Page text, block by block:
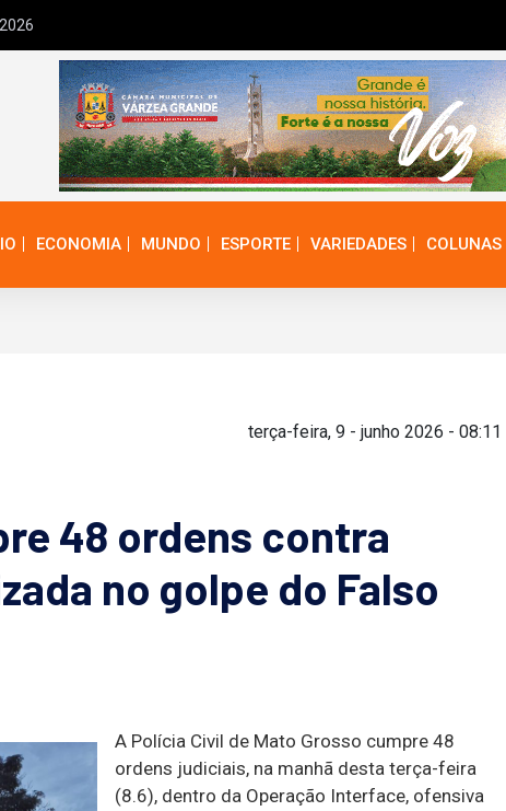
ECONOMIA MUNDO ESPORTE VARIEDADES COLUNAS
terça-feira, 9 - junho 2026 - 08:11
48 ordens contra
no golpe do Falso
A Polícia Civil de Mato Grosso cumpre 48
ordens judiciais, na manhã desta terça-feira
(8.6), dentro da Operação Interface, ofensiva